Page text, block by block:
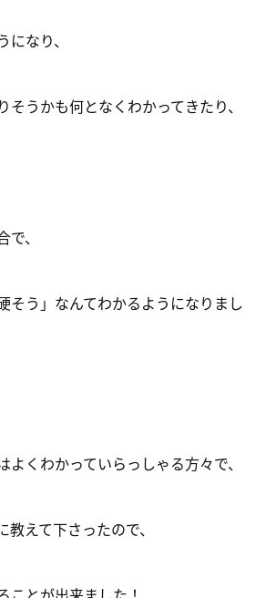
なり、
そうかも何となくわかってきたり、
、
そう」なんてわかるようになりまし
よくわかっていらっしゃる方々で、
えて下さったので、